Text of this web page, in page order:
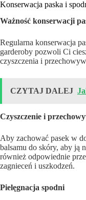
Konserwacja paska i
Ważność konserwacji
Regularna konserwacja
garderoby pozwoli Ci
czyszczenia i
CZYTAJ DALEJ
Czyszczenie i
Aby zachować pasek w
balsamu do skóry, aby ją
również odpowiednie
zagnieceń i uszkodzeń.
Pielęgnacja spodni